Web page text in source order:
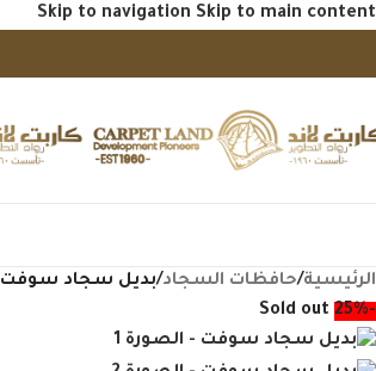
Skip to navigation Skip to main content
الرئيسية/حافظات السجاد/بديل سجاد سوفت
-25%
Sold out